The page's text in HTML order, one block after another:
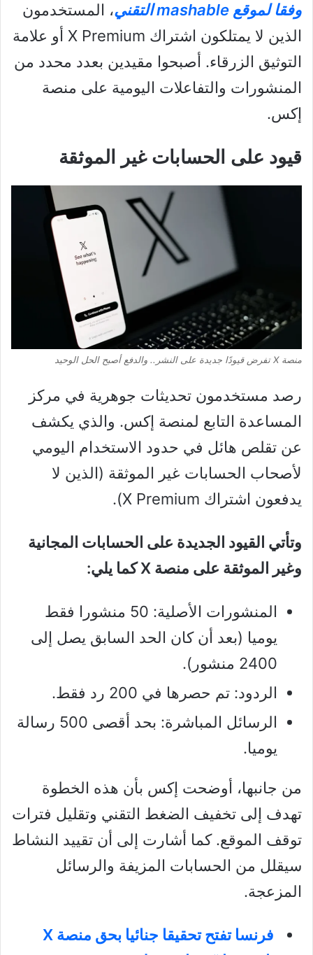
وفقا لموقع mashable التقني
، المستخدمون
الذين لا يمتلكون اشتراك X Premium أو علامة
التوثيق الزرقاء. أصبحوا مقيدين بعدد محدد من
المنشورات والتفاعلات اليومية على منصة
إكس.
قيود على الحسابات غير الموثقة
منصة X تفرض قيودًا جديدة على النشر.. والدفع أصبح الحل الوحيد
رصد مستخدمون تحديثات جوهرية في مركز
المساعدة التابع لمنصة إكس. والذي يكشف
عن تقلص هائل في حدود الاستخدام اليومي
لأصحاب الحسابات غير الموثقة (الذين لا
يدفعون اشتراك X Premium).
وتأتي القيود الجديدة على الحسابات المجانية
وغير الموثقة على منصة X كما يلي:
المنشورات الأصلية: 50 منشورا فقط
يوميا (بعد أن كان الحد السابق يصل إلى
2400 منشور).
الردود: تم حصرها في 200 رد فقط.
الرسائل المباشرة: بحد أقصى 500 رسالة
يوميا.
من جانبها، أوضحت إكس بأن هذه الخطوة
تهدف إلى تخفيف الضغط التقني وتقليل فترات
توقف الموقع. كما أشارت إلى أن تقييد النشاط
سيقلل من الحسابات المزيفة والرسائل
المزعجة.
فرنسا تفتح تحقيقا جنائيا بحق منصة X